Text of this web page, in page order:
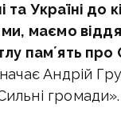
Україні до
маємо
памʼять
Андрій
громади».